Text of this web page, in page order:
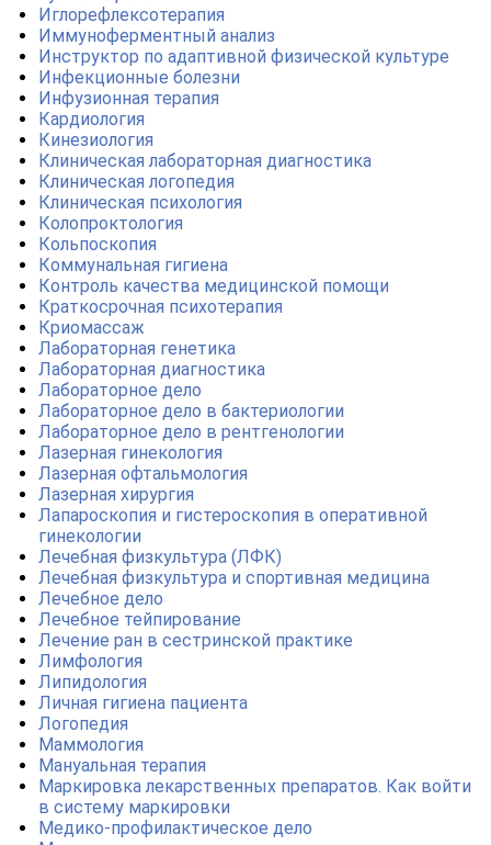
Иглорефлексотерапия
Иммуноферментный анализ
Инструктор по адаптивной физической культуре
Инфекционные болезни
Инфузионная терапия
Кардиология
Кинезиология
Клиническая лабораторная диагностика
Клиническая логопедия
Клиническая психология
Колопроктология
Кольпоскопия
Коммунальная гигиена
Контроль качества медицинской помощи
Краткосрочная психотерапия
Криомассаж
Лабораторная генетика
Лабораторная диагностика
Лабораторное дело
Лабораторное дело в бактериологии
Лабораторное дело в рентгенологии
Лазерная гинекология
Лазерная офтальмология
Лазерная хирургия
Лапароскопия и гистероскопия в оперативной
гинекологии
Лечебная физкультура (ЛФК)
Лечебная физкультура и спортивная медицина
Лечебное дело
Лечебное тейпирование
Лечение ран в сестринской практике
Лимфология
Липидология
Личная гигиена пациента
Логопедия
Маммология
Мануальная терапия
Маркировка лекарственных препаратов. Как войти
в систему маркировки
Медико-профилактическое дело